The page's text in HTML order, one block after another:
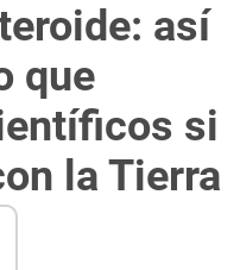
así
que
si
la Tierra